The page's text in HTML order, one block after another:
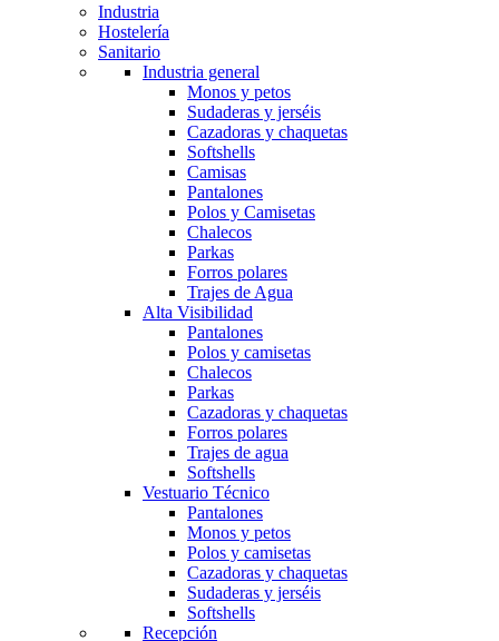
Industria
Hostelería
Sanitario
Industria general
Monos y petos
Sudaderas y jerséis
Cazadoras y chaquetas
Softshells
Camisas
Pantalones
Polos y Camisetas
Chalecos
Parkas
Forros polares
Trajes de Agua
Alta Visibilidad
Pantalones
Polos y camisetas
Chalecos
Parkas
Cazadoras y chaquetas
Forros polares
Trajes de agua
Softshells
Vestuario Técnico
Pantalones
Monos y petos
Polos y camisetas
Cazadoras y chaquetas
Sudaderas y jerséis
Softshells
Recepción